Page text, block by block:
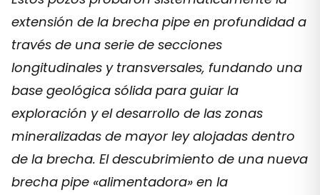
extensión de la brecha pipe en profundidad a
través de una serie de secciones
longitudinales y transversales, fundando una
base geológica sólida para guiar la
exploración y el desarrollo de las zonas
mineralizadas de mayor ley alojadas dentro
de la brecha. El descubrimiento de una nueva
brecha pipe «alimentadora» en la